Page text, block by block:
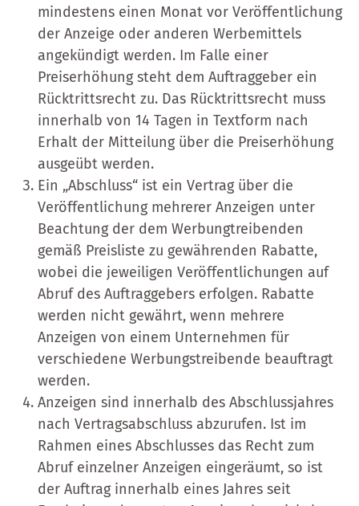
mindestens einen Monat vor Veröffentlichung
der Anzeige oder anderen Werbemittels
angekündigt werden. Im Falle einer
Preiserhöhung steht dem Auftraggeber ein
Rücktrittsrecht zu. Das Rücktrittsrecht muss
innerhalb von 14 Tagen in Textform nach
Erhalt der Mitteilung über die Preiserhöhung
ausgeübt werden.
Ein „Abschluss“ ist ein Vertrag über die
Veröffentlichung mehrerer Anzeigen unter
Beachtung der dem Werbungtreibenden
gemäß Preisliste zu gewährenden Rabatte,
wobei die jeweiligen Veröffentlichungen auf
Abruf des Auftraggebers erfolgen. Rabatte
werden nicht gewährt, wenn mehrere
Anzeigen von einem Unternehmen für
verschiedene Werbungstreibende beauftragt
werden.
Anzeigen sind innerhalb des Abschlussjahres
nach Vertragsabschluss abzurufen. Ist im
Rahmen eines Abschlusses das Recht zum
Abruf einzelner Anzeigen eingeräumt, so ist
der Auftrag innerhalb eines Jahres seit